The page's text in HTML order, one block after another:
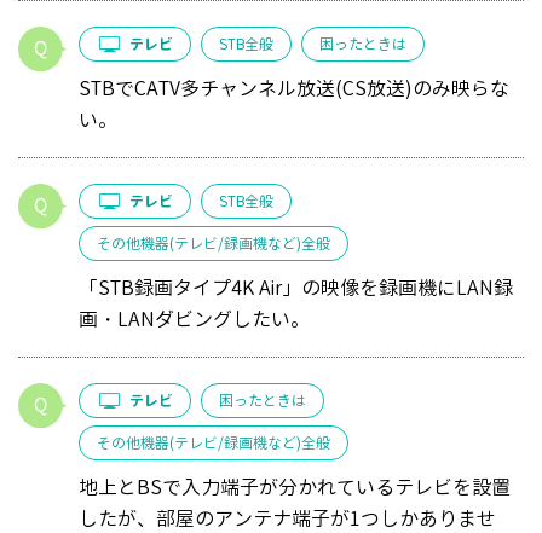
テレビ STB全般 困ったときは
STBでCATV多チャンネル放送(CS放送)のみ映らな
い。
テレビ STB全般
その他機器(テレビ/録画機など)全般
「STB録画タイプ4K Air」の映像を録画機にLAN録
画・LANダビングしたい。
テレビ 困ったときは
その他機器(テレビ/録画機など)全般
地上とBSで入力端子が分かれているテレビを設置
したが、部屋のアンテナ端子が1つしかありませ